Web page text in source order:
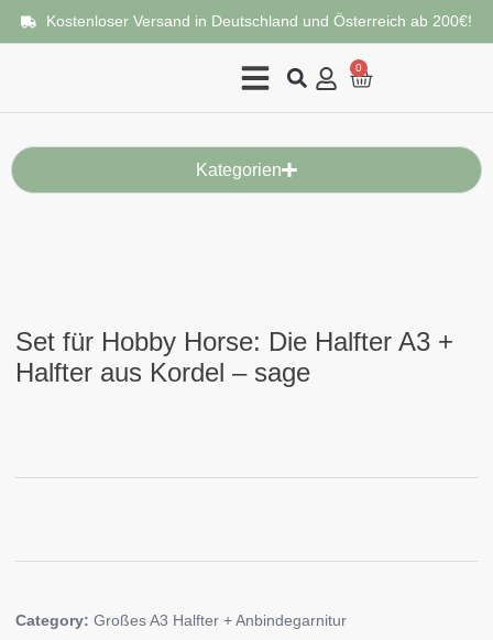
Kostenloser Versand in Deutschland und Österreich ab 200€!
0
Kategorien
Set für Hobby Horse: Die Halfter A3 +
Halfter aus Kordel – sage
Category: Großes A3 Halfter + Anbindegarnitur